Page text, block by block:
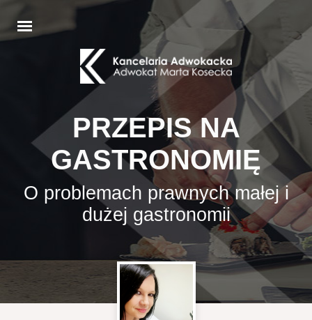
PRZEPIS NA
GASTRONOMIĘ
O problemach prawnych małej i
dużej gastronomii